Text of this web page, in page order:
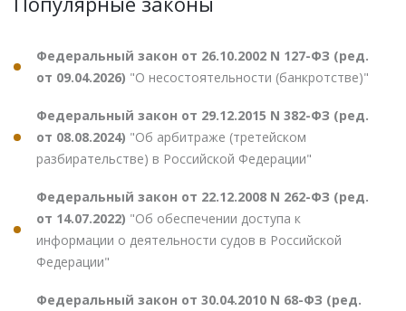
Федеральный закон от 26.10.2002 N 127-ФЗ (ред.
от 09.04.2026) "О несостоятельности (банкротстве)"
Федеральный закон от 29.12.2015 N 382-ФЗ (ред.
от 08.08.2024) "Об арбитраже (третейском
разбирательстве) в Российской Федерации"
Федеральный закон от 22.12.2008 N 262-ФЗ (ред.
от 14.07.2022) "Об обеспечении доступа к
информации о деятельности судов в Российской
Федерации"
Федеральный закон от 30.04.2010 N 68-ФЗ (ред.